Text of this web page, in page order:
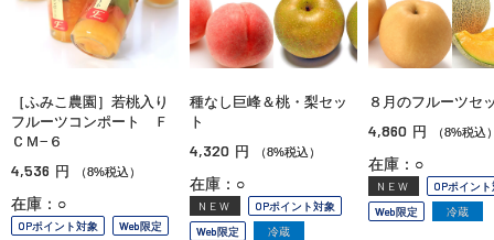
［ふみこ農園］若桃入り
フルーツコンポート Ｆ
ＣＭ−６
4,536 円 （8%税込）
在庫：○
OPポイント対象 Web限定
種なし巨峰＆桃・梨セッ
ト
4,320 円 （8%税込）
在庫：○
NEW
OPポイント対象
Web限定
冷蔵
８月のフルーツセ
4,860 円 （8%税込
在庫：○
NEW
OPポイン
Web限定
冷蔵